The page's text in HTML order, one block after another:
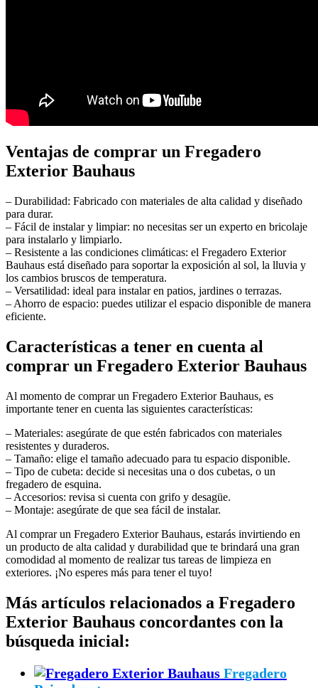
Ventajas de comprar un Fregadero
Exterior Bauhaus
– Durabilidad: Fabricado con materiales de alta calidad y diseñado
para durar.
– Fácil de instalar y limpiar: no necesitas ser un experto en bricolaje
para instalarlo y limpiarlo.
– Resistente a las condiciones climáticas: el Fregadero Exterior
Bauhaus está diseñado para soportar la exposición al sol, la lluvia y
los cambios bruscos de temperatura.
– Versatilidad: ideal para instalar en patios, jardines o terrazas.
– Ahorro de espacio: puedes utilizar el espacio disponible de manera
eficiente.
Características a tener en cuenta al
comprar un Fregadero Exterior Bauhaus
Al momento de comprar un Fregadero Exterior Bauhaus, es
importante tener en cuenta las siguientes características:
– Materiales: asegúrate de que estén fabricados con materiales
resistentes y duraderos.
– Tamaño: elige el tamaño adecuado para tu espacio disponible.
– Tipo de cubeta: decide si necesitas una o dos cubetas, o un
fregadero de esquina.
– Accesorios: revisa si cuenta con grifo y desagüe.
– Montaje: asegúrate de que sea fácil de instalar.
Al comprar un Fregadero Exterior Bauhaus, estarás invirtiendo en
un producto de alta calidad y durabilidad que te brindará una gran
comodidad al momento de realizar tus tareas de limpieza en
exteriores. ¡No esperes más para tener el tuyo!
Más artículos relacionados a Fregadero
Exterior Bauhaus concordantes con la
búsqueda inicial:
Fregadero